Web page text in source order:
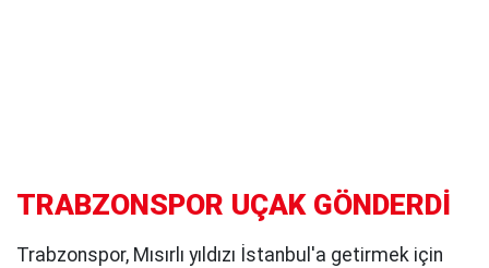
TRABZONSPOR UÇAK GÖNDERDİ
Trabzonspor, Mısırlı yıldızı İstanbul'a getirmek için